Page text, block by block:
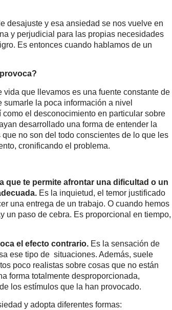
desajuste y esa ansiedad se nos vuelve en
y perjudicial para las propias necesidades
Es entonces cuando hablamos de un
que llevamos es una fuente constante de
sumarle la poca información a nivel
el desconocimiento en particular sobre
desarrollado una forma de entender la
no son del todo conscientes de lo que les
cronificando el problema.
que te permite afrontar una dificultad o un
Es la inquietud, el temor justificado
una entrega de un trabajo. O cuando hemos
un paso de cebra. Es proporcional en tiempo,
el efecto contrario. Es la sensación de
ese tipo de situaciones. Además, suele
poco realistas sobre cosas que no están
forma totalmente desproporcionada,
los estímulos que la han provocado.
y adopta diferentes formas: